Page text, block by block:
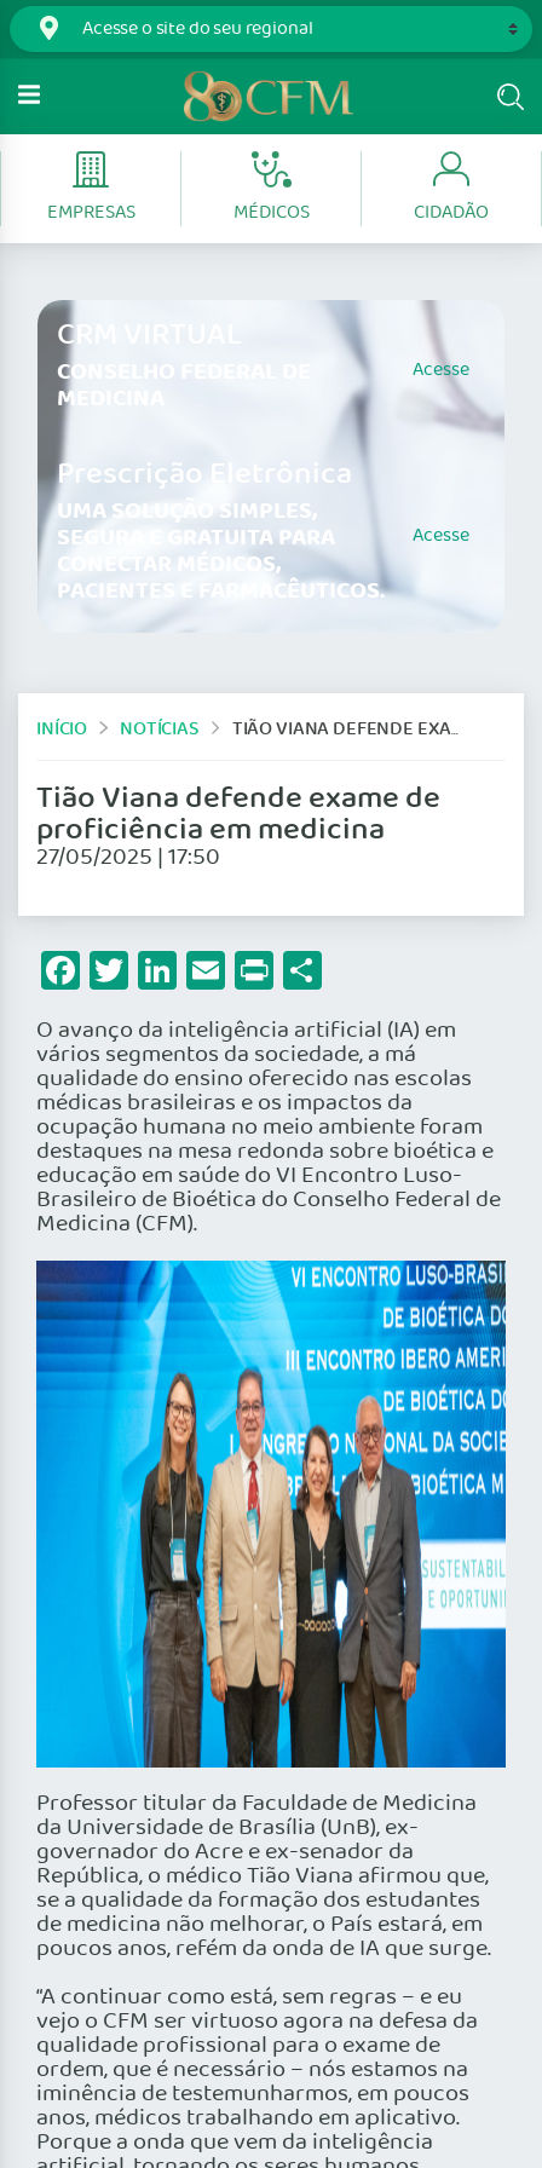
EMPRESAS MÉDICOS CIDADÃO
CRM VIRTUAL
CONSELHO FEDERAL DE
MEDICINA
Acesse
Prescrição Eletrônica
UMA SOLUÇÃO SIMPLES,
SEGURA E GRATUITA PARA
CONECTAR MÉDICOS,
PACIENTES E FARMACÊUTICOS.
Acesse
INÍCIO NOTÍCIAS TIÃO VIANA DEFENDE EXAME DE PROFICIÊNCIA EM MEDICINA
Tião Viana defende exame de
proficiência em medicina
27/05/2025 | 17:50
Facebook
Twitter
LinkedIn
Email
Print
O avanço da inteligência artificial (IA) em
vários segmentos da sociedade, a má
qualidade do ensino oferecido nas escolas
médicas brasileiras e os impactos da
ocupação humana no meio ambiente foram
destaques na mesa redonda sobre bioética e
educação em saúde do VI Encontro Luso-
Brasileiro de Bioética do Conselho Federal de
Medicina (CFM).
Professor titular da Faculdade de Medicina
da Universidade de Brasília (UnB), ex-
governador do Acre e ex-senador da
República, o médico Tião Viana afirmou que,
se a qualidade da formação dos estudantes
de medicina não melhorar, o País estará, em
poucos anos, refém da onda de IA que surge.
“A continuar como está, sem regras – e eu
vejo o CFM ser virtuoso agora na defesa da
qualidade profissional para o exame de
ordem, que é necessário – nós estamos na
iminência de testemunharmos, em poucos
anos, médicos trabalhando em aplicativo.
Porque a onda que vem da inteligência